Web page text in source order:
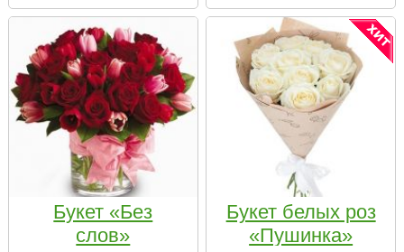
Букет «Без
слов»
Букет белых роз
«Пушинка»